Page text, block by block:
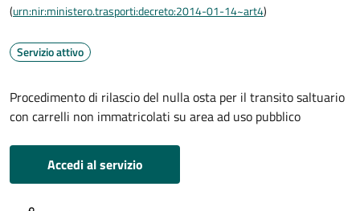
(urn:nir:ministero.trasporti:decreto:2014-01-14~art4)
Servizio attivo
Procedimento di rilascio del nulla osta per il transito saltuario
con carrelli non immatricolati su area ad uso pubblico
Accedi al servizio